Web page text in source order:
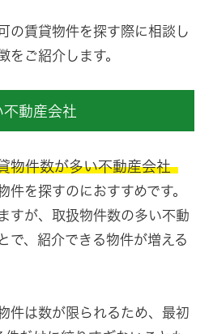
の賃貸物件を探す際に相談し
をご紹介します。
動産会社
物件数が多い不動産会社
件を探すのにおすすめです。
すが、取扱物件数の多い不動
で、紹介できる物件が増える
件は数が限られるため、最初